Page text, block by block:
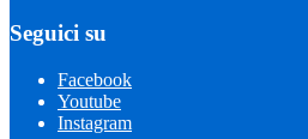
Seguici su
Facebook
Youtube
Instagram